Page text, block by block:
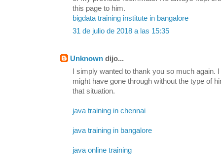
this page to him.
bigdata training institute in bangalore
31 de julio de 2018 a las 15:35
Unknown dijo...
I simply wanted to thank you so much again.
might have gone through without the type of
that situation.
java training in chennai
java training in bangalore
java online training